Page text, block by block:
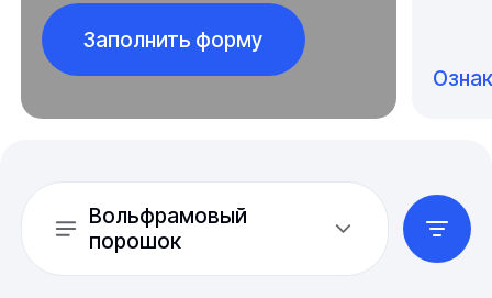
Заполнить форму
Вольфрамовый
порошок